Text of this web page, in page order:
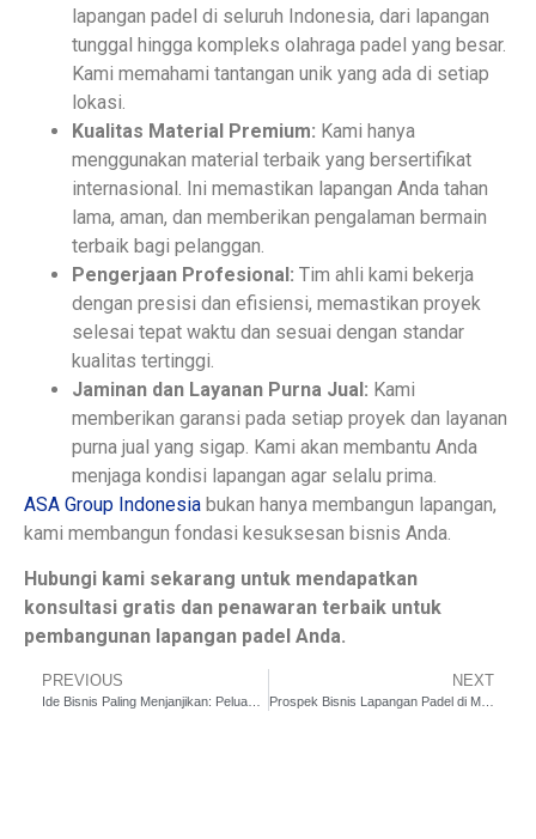
lapangan padel di seluruh Indonesia, dari lapangan
tunggal hingga kompleks olahraga padel yang besar.
Kami memahami tantangan unik yang ada di setiap
lokasi.
Kualitas Material Premium: Kami hanya
menggunakan material terbaik yang bersertifikat
internasional. Ini memastikan lapangan Anda tahan
lama, aman, dan memberikan pengalaman bermain
terbaik bagi pelanggan.
Pengerjaan Profesional: Tim ahli kami bekerja
dengan presisi dan efisiensi, memastikan proyek
selesai tepat waktu dan sesuai dengan standar
kualitas tertinggi.
Jaminan dan Layanan Purna Jual: Kami
memberikan garansi pada setiap proyek dan layanan
purna jual yang sigap. Kami akan membantu Anda
menjaga kondisi lapangan agar selalu prima.
ASA Group Indonesia bukan hanya membangun lapangan,
kami membangun fondasi kesuksesan bisnis Anda.
Hubungi kami sekarang untuk mendapatkan
konsultasi gratis dan penawaran terbaik untuk
pembangunan lapangan padel Anda.
PREVIOUS NEXT
Prospek Bisnis Lapangan Padel di Malang: Apakah Benar Menguntungkan?